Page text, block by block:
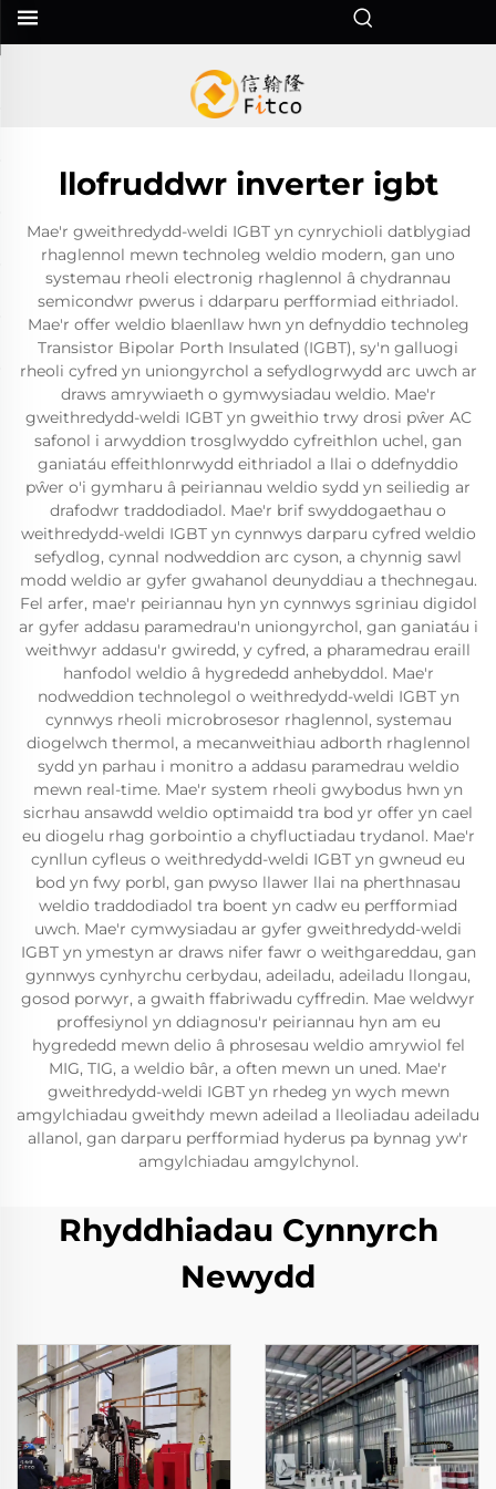
llofruddwr inverter igbt
Mae'r gweithredydd-weldi IGBT yn cynrychioli datblygiad
rhaglennol mewn technoleg weldio modern, gan uno
systemau rheoli electronig rhaglennol â chydrannau
semicondwr pwerus i ddarparu perfformiad eithriadol.
Mae'r offer weldio blaenllaw hwn yn defnyddio technoleg
Transistor Bipolar Porth Insulated (IGBT), sy'n galluogi
rheoli cyfred yn uniongyrchol a sefydlogrwydd arc uwch ar
draws amrywiaeth o gymwysiadau weldio. Mae'r
gweithredydd-weldi IGBT yn gweithio trwy drosi pŵer AC
safonol i arwyddion trosglwyddo cyfreithlon uchel, gan
ganiatáu effeithlonrwydd eithriadol a llai o ddefnyddio
pŵer o'i gymharu â peiriannau weldio sydd yn seiliedig ar
drafodwr traddodiadol. Mae'r brif swyddogaethau o
weithredydd-weldi IGBT yn cynnwys darparu cyfred weldio
sefydlog, cynnal nodweddion arc cyson, a chynnig sawl
modd weldio ar gyfer gwahanol deunyddiau a thechnegau.
Fel arfer, mae'r peiriannau hyn yn cynnwys sgriniau digidol
ar gyfer addasu paramedrau'n uniongyrchol, gan ganiatáu i
weithwyr addasu'r gwiredd, y cyfred, a pharamedrau eraill
hanfodol weldio â hygrededd anhebyddol. Mae'r
nodweddion technolegol o weithredydd-weldi IGBT yn
cynnwys rheoli microbrosesor rhaglennol, systemau
diogelwch thermol, a mecanweithiau adborth rhaglennol
sydd yn parhau i monitro a addasu paramedrau weldio
mewn real-time. Mae'r system rheoli gwybodus hwn yn
sicrhau ansawdd weldio optimaidd tra bod yr offer yn cael
eu diogelu rhag gorbointio a chyfluctiadau trydanol. Mae'r
cynllun cyfleus o weithredydd-weldi IGBT yn gwneud eu
bod yn fwy porbl, gan pwyso llawer llai na pherthnasau
weldio traddodiadol tra boent yn cadw eu perfformiad
uwch. Mae'r cymwysiadau ar gyfer gweithredydd-weldi
IGBT yn ymestyn ar draws nifer fawr o weithgareddau, gan
gynnwys cynhyrchu cerbydau, adeiladu, adeiladu llongau,
gosod porwyr, a gwaith ffabriwadu cyffredin. Mae weldwyr
proffesiynol yn ddiagnosu'r peiriannau hyn am eu
hygrededd mewn delio â phrosesau weldio amrywiol fel
MIG, TIG, a weldio bâr, a often mewn un uned. Mae'r
gweithredydd-weldi IGBT yn rhedeg yn wych mewn
amgylchiadau gweithdy mewn adeilad a lleoliadau adeiladu
allanol, gan darparu perfformiad hyderus pa bynnag yw'r
amgylchiadau amgylchynol.
Rhyddhiadau Cynnyrch
Newydd